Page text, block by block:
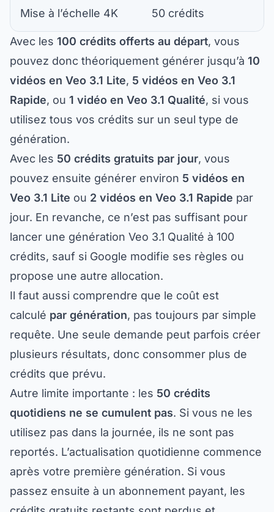
Mise à l’échelle 4K 50 crédits
Avec les100 crédits offerts au départ, vous
pouvez donc théoriquement générer jusqu’à 10
vidéos en Veo 3.1 Lite
5 vidéos en Veo 3.1
Rapide
1 vidéo en Veo 3.1 Qualité
, si vous
utilisez tous vos crédits sur un seul type de
génération.
Avec les 50 crédits gratuits par jour
pouvez ensuite générer environ 5 vidéos en
Veo 3.1 Lite
2 vidéos en Veo 3.1 Rapide
jour. En revanche, ce n’est pas suffisant pour
lancer une génération Veo 3.1 Qualité à 100
crédits, sauf si Google modifie ses règles ou
propose une autre allocation.
Il faut aussi comprendre que le coût est
calculé
par génération
, pas toujours par simple
requête. Une seule demande peut parfois créer
plusieurs résultats, donc consommer plus de
crédits que prévu.
Autre limite importante : les 50 crédits
quotidiens ne se cumulent pas
. Si vous ne les
utilisez pas dans la journée, ils ne sont pas
reportés. L’actualisation quotidienne commence
après votre première génération. Si vous
passez ensuite à un abonnement payant, les
crédits gratuits restants sont perdus et